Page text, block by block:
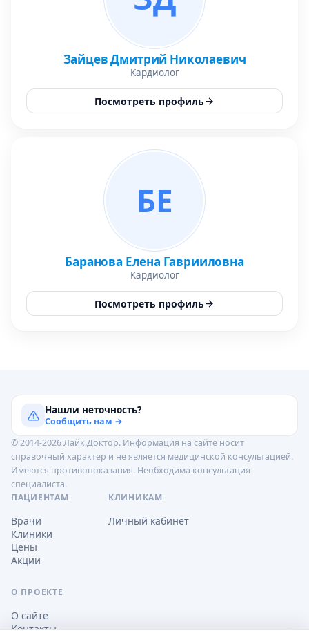
Зайцев Дмитрий Николаевич
Кардиолог
Посмотреть профиль
БЕ
Баранова Елена Гаврииловна
Кардиолог
Посмотреть профиль
Нашли неточность?
Сообщить нам →
© 2014-2026 Лайк.Доктор. Информация на сайте носит
справочный характер и не является медицинской консультацией.
Имеются противопоказания. Необходима консультация
специалиста.
ПАЦИЕНТАМ
Врачи
Клиники
Цены
Акции
КЛИНИКАМ
Личный кабинет
О ПРОЕКТЕ
О сайте